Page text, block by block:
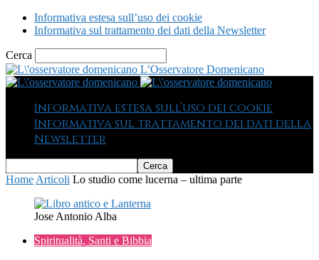
Informativa estesa sull’uso dei cookie
Informativa sul trattamento dei dati della Newsletter
Cerca
L’Osservatore Domenicano
Informativa estesa sull’uso dei cookie
Informativa sul trattamento dei dati della
Newsletter
Home Articoli Lo studio come lucerna – ultima parte
Jose Antonio Alba
Spiritualità, Santi e Bibbia